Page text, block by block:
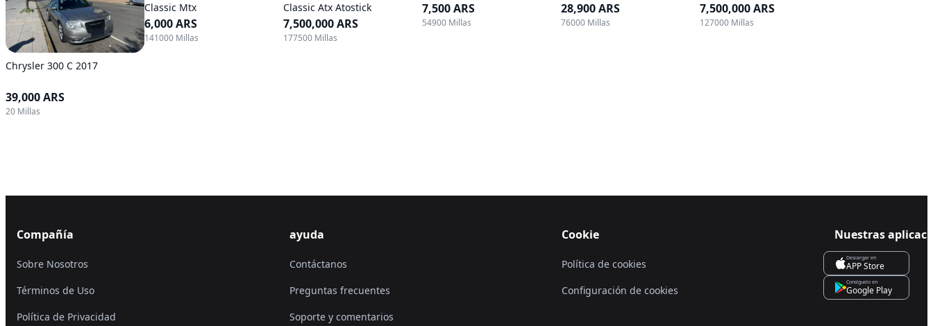
Chrysler 300 C 2017
39,000 ARS
20 Millas
Classic Mtx
6,000 ARS
141000 Millas
Classic Atx Atostick
7,500,000 ARS
177500 Millas
7,500 ARS
54900 Millas
28,900 ARS
76000 Millas
7,500,000 ARS
127000 Millas
Compañía
Sobre Nosotros
Términos de Uso
Política de Privacidad
ayuda
Contáctanos
Preguntas frecuentes
Soporte y comentarios
Cookie
Política de cookies
Configuración de cookies
Nuestras
Descargar en
APP Store
Consíguelo en
Google Play